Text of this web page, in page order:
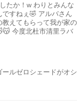
たか！w わりとみんな
すねぇ🤣 アルバさん
えてもらって我が家の
今度北杜市清里ラバ
ルゼロシェードがオシ